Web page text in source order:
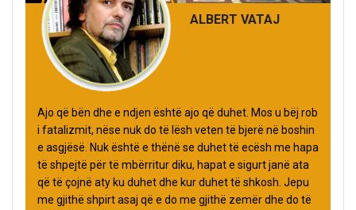
ALBERT VATAJ
Ajo që bën dhe e ndjen është ajo që duhet. Mos u bëj rob
i fatalizmit, nëse nuk do të lësh veten të bjerë në boshin
e asgjësë. Nuk është e thënë se duhet të ecësh me hapa
të shpejtë për të mbërritur diku, hapat e sigurt janë ata
që të çojnë aty ku duhet dhe kur duhet të shkosh. Jepu
me gjithë shpirt asaj që e do me gjithë zemër dhe do të